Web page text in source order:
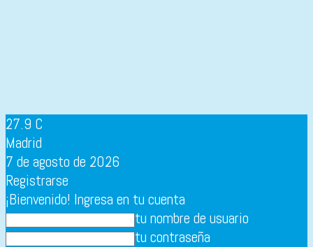
27.9 C
Madrid
7 de agosto de 2026
Registrarse
¡Bienvenido! Ingresa en tu cuenta
tu nombre de usuario
tu contraseña